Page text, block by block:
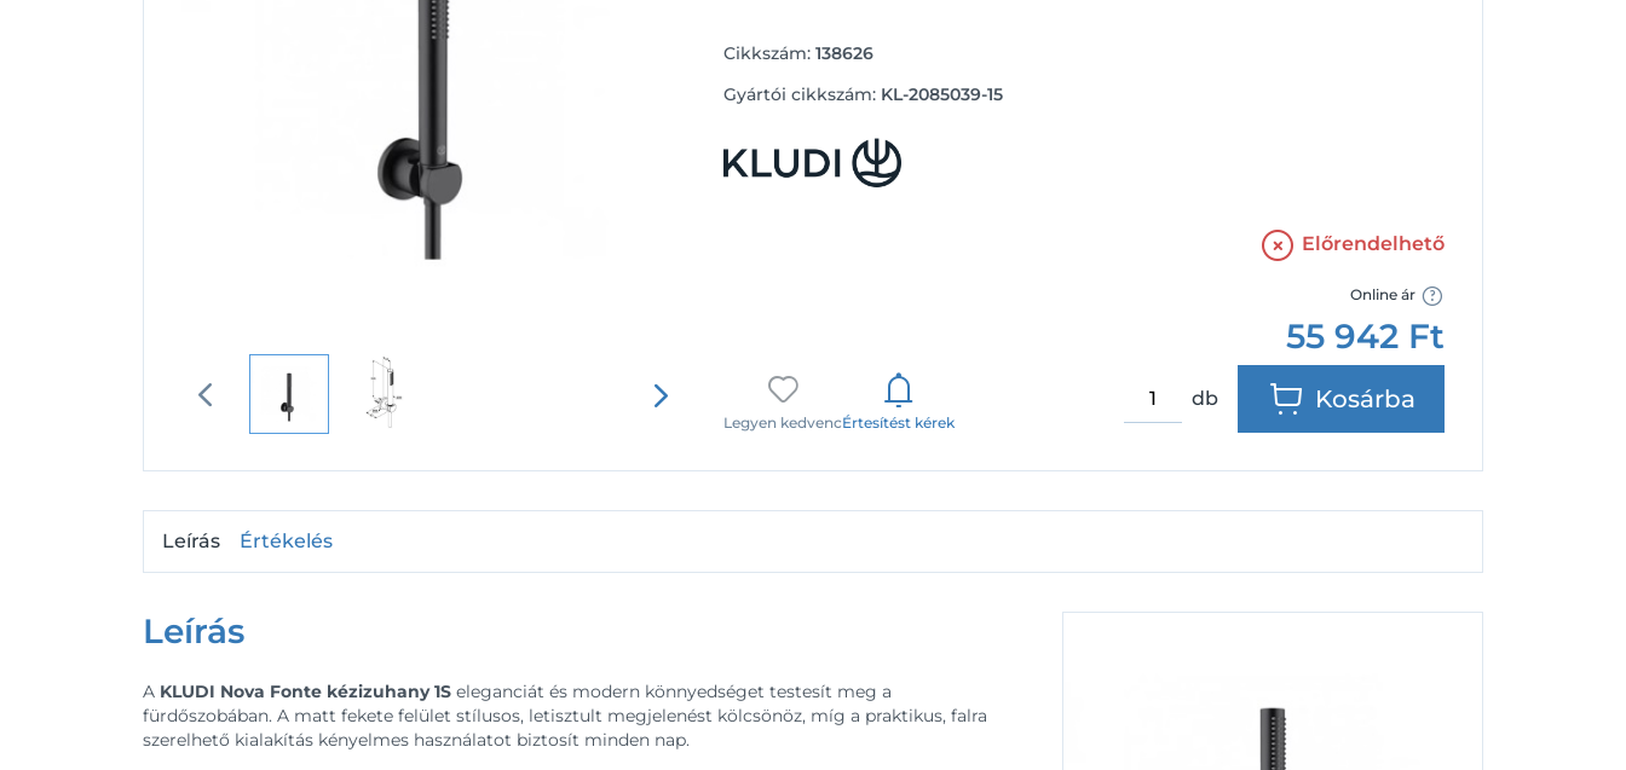
Cikkszám: 138626
Gyártói cikkszám: KL-2085039-15
Legyen kedvencÉrtesítést kérek
Előrendelhető
Online ár
55 942 Ft
db Kosárba
Leírás Értékelés
Leírás
A KLUDI Nova Fonte kézizuhany 1S eleganciát és modern könnyedséget testesít meg a
fürdőszobában. A matt fekete felület stílusos, letisztult megjelenést kölcsönöz, míg a praktikus, falra
szerelhető kialakítás kényelmes használatot biztosít minden nap.